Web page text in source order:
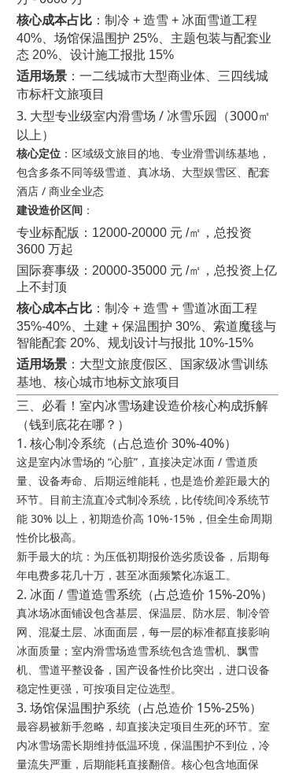
核心成本占比 ：制冷 + 造雪 + 冰面雪道工程
40%、场馆保温围护 25%、主题包装与配套业
态 20%、设计施工报批 15%
适用场景 ：一二线城市大型商业体、三四线城
市标杆文旅项目
3. 大型专业级室内滑雪场 / 冰雪乐园（3000㎡
以上）
核心定位 ：区域级文旅目的地、专业滑雪训练基地，
包含多条不同等级雪道、真冰场、大型娱雪区、配套
酒店 / 商业全业态
建设造价区间 ：
专业标配版：12000-20000 元 /㎡，总投资
3600 万起
国际赛事级：20000-35000 元 /㎡，总投资上亿
上不封顶
核心成本占比 ：制冷 + 造雪 + 雪道冰面工程
35%-40%、土建 + 保温围护 30%、索道魔毯与
智能配套 20%、规划设计与报批 10%-15%
适用场景 ：大型文旅度假区、国家级冰雪训练
基地、核心城市地标文旅项目
三、必看！室内冰雪场建设造价核心构成拆解
（钱到底花在哪？）
1. 核心制冷系统（占总造价 30%-40%）
这是室内冰雪场的 “心脏”，直接决定冰面 / 雪道质
量、设备寿命、后期运维能耗，也是造价差距最大的
环节。目前主流直冷式制冷系统，比传统间冷系统节
能 30% 以上，初期造价高 10%-15%，但全生命周期
性价比极高。
新手最大的坑：为压低初期报价选劣质设备，后期每
年电费多花几十万，甚至冰面频繁化冻返工。
2. 冰面 / 雪道造雪系统（占总造价 15%-20%）
真冰场冰面铺设包含基层、保温层、防水层、制冷管
网、混凝土层、冰面面层，每一层的标准都直接影响
冰面质量；室内滑雪场造雪系统包含造雪机、飘雪
机、雪道平整设备，国产设备性价比突出，进口设备
稳定性更强，可按项目定位选型。
3. 场馆保温围护系统（占总造价 15%-25%）
最容易被新手忽略，却直接决定项目生死的环节。室
内冰雪场需长期维持低温环境，保温围护不到位，冷
量流失严重，后期能耗直接翻倍。核心包含地面保